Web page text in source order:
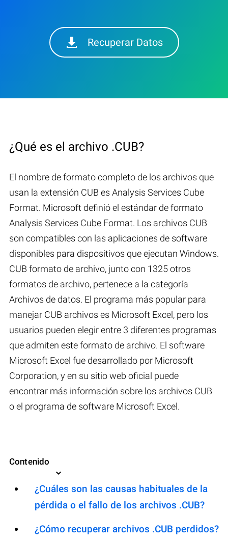
Recuperar Datos
¿Qué es el archivo .CUB?
El nombre de formato completo de los archivos que
usan la extensión CUB es Analysis Services Cube
Format. Microsoft definió el estándar de formato
Analysis Services Cube Format. Los archivos CUB
son compatibles con las aplicaciones de software
disponibles para dispositivos que ejecutan Windows.
CUB formato de archivo, junto con 1325 otros
formatos de archivo, pertenece a la categoría
Archivos de datos. El programa más popular para
manejar CUB archivos es Microsoft Excel, pero los
usuarios pueden elegir entre 3 diferentes programas
que admiten este formato de archivo. El software
Microsoft Excel fue desarrollado por Microsoft
Corporation, y en su sitio web oficial puede
encontrar más información sobre los archivos CUB
o el programa de software Microsoft Excel.
Contenido
¿Cuáles son las causas habituales de la
pérdida o el fallo de los archivos .CUB?
¿Cómo recuperar archivos .CUB perdidos?